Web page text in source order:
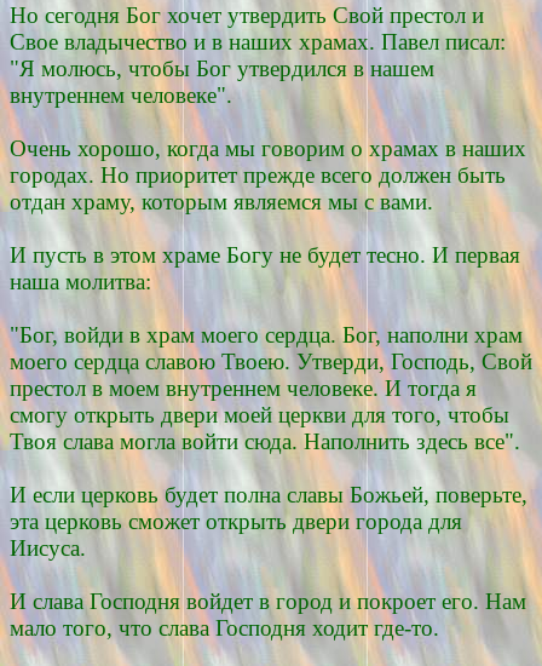
Но сегодня Бог хочет утвердить Свой престол и
Свое владычество и в наших храмах. Павел писал:
"Я молюсь, чтобы Бог утвердился в нашем
внутреннем человеке".
Очень хорошо, когда мы говорим о храмах в наших
городах. Но приоритет прежде всего должен быть
отдан храму, которым являемся мы с вами.
И пусть в этом храме Богу не будет тесно. И первая
наша молитва:
"Бог, войди в храм моего сердца. Бог, наполни храм
моего сердца славою Твоею. Утверди, Господь, Свой
престол в моем внутреннем человеке. И тогда я
смогу открыть двери моей церкви для того, чтобы
Твоя слава могла войти сюда. Наполнить здесь все".
И если церковь будет полна славы Божьей, поверьте,
эта церковь сможет открыть двери города для
Иисуса.
И слава Господня войдет в город и покроет его. Нам
мало того, что слава Господня ходит где-то.